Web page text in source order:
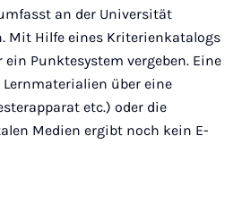
an der Universität
Mit Hilfe eines Kriterienkatalogs
ein Punktesystem vergeben. Eine
über eine
etc.) oder die
Medien ergibt noch kein E-